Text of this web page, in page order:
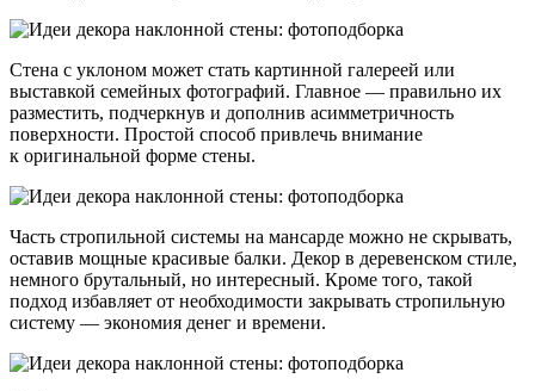
Стена с уклоном может стать картинной галереей или
выставкой семейных фотографий. Главное — правильно их
разместить, подчеркнув и дополнив асимметричность
поверхности. Простой способ привлечь внимание
к оригинальной форме стены.
Часть стропильной системы на мансарде можно не скрывать,
оставив мощные красивые балки. Декор в деревенском стиле,
немного брутальный, но интересный. Кроме того, такой
подход избавляет от необходимости закрывать стропильную
систему — экономия денег и времени.